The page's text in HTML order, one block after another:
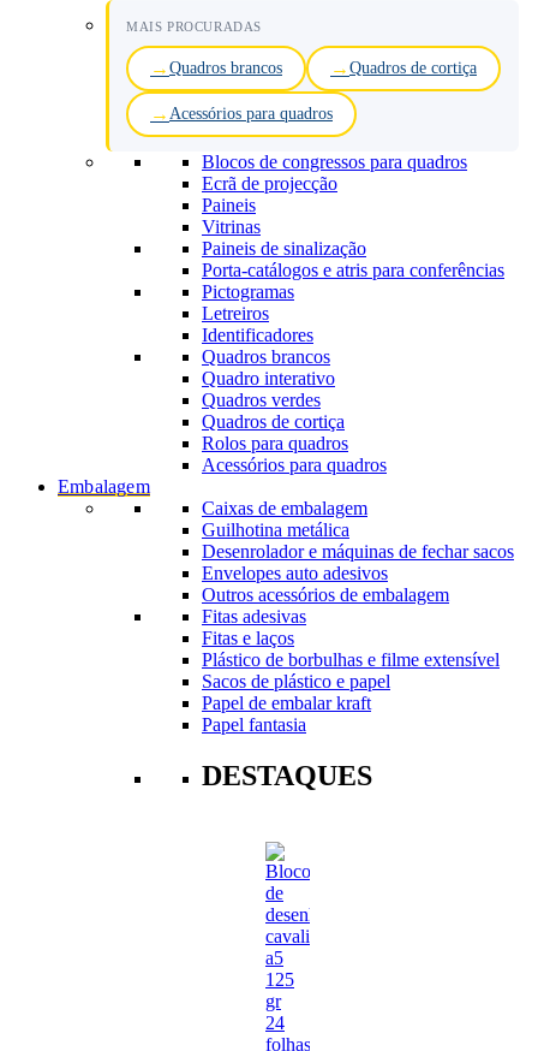
MAIS PROCURADAS
Quadros brancos Quadros de cortiça
Acessórios para quadros
Blocos de congressos para quadros
Ecrã de projecção
Paineis
Vitrinas
Paineis de sinalização
Porta-catálogos e atris para conferências
Pictogramas
Letreiros
Identificadores
Quadros brancos
Quadro interativo
Quadros verdes
Quadros de cortiça
Rolos para quadros
Acessórios para quadros
Embalagem
Caixas de embalagem
Guilhotina metálica
Desenrolador e máquinas de fechar sacos
Envelopes auto adesivos
Outros acessórios de embalagem
Fitas adesivas
Fitas e laços
Plástico de borbulhas e filme extensível
Sacos de plástico e papel
Papel de embalar kraft
Papel fantasia
DESTAQUES